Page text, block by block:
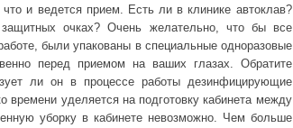
и ведется прием. Есть ли в клинике автоклав?
очках? Очень желательно, что бы все
были упакованы в специальные одноразовые
перед приемом на ваших глазах. Обратите
ли он в процессе работы дезинфицирующие
времени уделяется на подготовку кабинета между
уборку в кабинете невозможно. Чем больше